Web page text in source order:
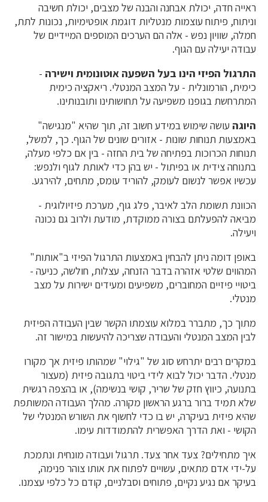
ראייה חדה, יכולת אבחנה והבנה של מצבים, יכולת חשיבה
וניתוח, פיתוח עוצמות מנטליות דוגמת אופטימיות, נכונות לתת,
חמלה, שוויון נפש - אלה הם הערכים המוספים המיידיים של
עבודה יעילה עם הגוף.
התרגול הפיזי הינו בעל השפעה אוטונומית וישירה -
כימית, הורמונלית - על המצב המנטלי. ריאקציה כימית
המתרחשת בגופנו משפיעה על תחושותינו ותובנותינו.
היוגה עושה שימוש במידע חשוב זה, תוך שהיא "מנגישה"
באמצעות תנוחות שונות - אזורים שונים של הגוף. כך, למשל,
תנוחות הכרוכות בפתיחה של בית החזה - בין אם כלפי מעלה,
בתנוחה צידית או בפיתול - יש בהן כדי לאותת לגוף ולנפש:
עכשיו אפשר לנשום לעומק, להוריד עומס, מתחים, להירגע.
הכוונת תשומת הלב לאיבר, פלג גוף, מערכת פיזיולוגית -
מביאה להפעלתם בצורה ממוקדת, מודעת ולרוב גם נכונה
ויעילה.
באופן דומה ניתן להבחין באמצעות התרגול הפיזי ב"אותות"
המהווים שלטי אזהרה בדבר הזנחה, עצלות, חולשה, כניעה -
ביטויי פיזיים המחוברים, משפיעים ומעידים ישירות על מצב
מנטלי.
מתוך כך, מתברר במלוא עוצמתו הקשר שבין העבודה הפיזית
לבין המצב המנטלי והעבודה שצריכה להיעשות במישור זה.
במקרים רבים יתרחש סוג של "גילוי" שמהותו פיזית אך מקורו
מנטלי. הדבר יכול לבוא לידי ביטוי בתגובה פיזית (מעצור
בתנועה, כיווץ חזק של שריר, קושי בנשימה), או בהצפה רגשית
שלא תמיד ברור ברגע הראשון מקורה. מהלך העבודה המשותפת
שהיא פיזית בעיקרה, יש בו כדי לחשוף את השורש המנטלי של
הקושי - ואת הדרך האפשרית להתמודדות עימו.
איך מתחילים? צעד אחר צעד. תרגול ועבודה מונחית ונתמכת
על-ידי אדם מתאים, עשויים לפתוח את אותו צוהר פנימה,
בעיקר אם נגיע נקיים, פתוחים וסבלניים, קודם כל כלפי עצמנו.